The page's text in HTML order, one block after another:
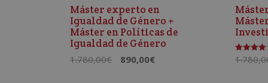
Máster experto en
Igualdad de Género +
Máster en Políticas de
Igualdad de Género
1.780,00€
El
890,00€El
Valorado
con